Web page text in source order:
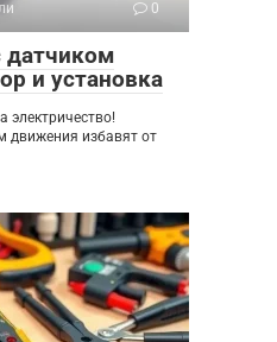
0
датчиком
и установка
электричество!
движения избавят от